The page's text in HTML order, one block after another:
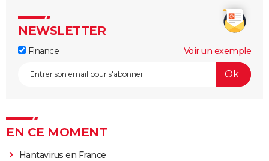
NEWSLETTER
Finance Voir un exemple
EN CE MOMENT
Hantavirus en France